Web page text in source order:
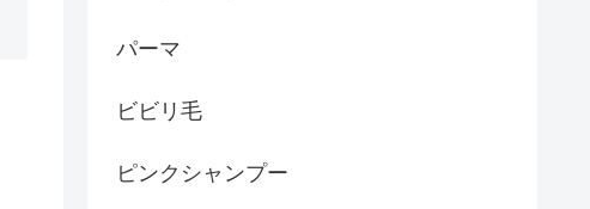
パーマ
ビビリ毛
ピンクシャンプー